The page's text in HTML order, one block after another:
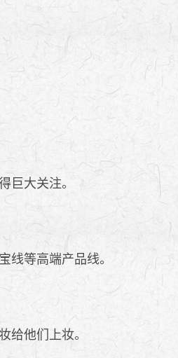
大关注。
等高端产品线。
他们上妆。